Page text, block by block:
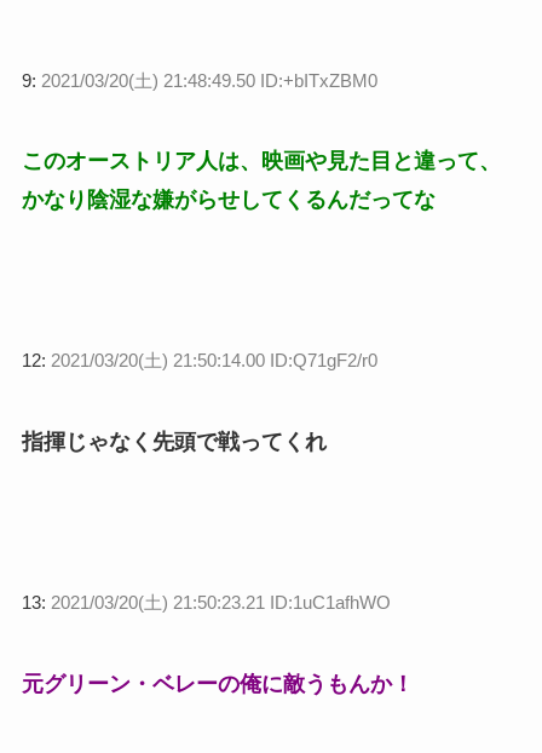
9: 2021/03/20(土) 21:48:49.50 ID:+bITxZBM0
このオーストリア人は、映画や見た目と違って、
かなり陰湿な嫌がらせしてくるんだってな
12: 2021/03/20(土) 21:50:14.00 ID:Q71gF2/r0
指揮じゃなく先頭で戦ってくれ
13: 2021/03/20(土) 21:50:23.21 ID:1uC1afhWO
元グリーン・ベレーの俺に敵うもんか！